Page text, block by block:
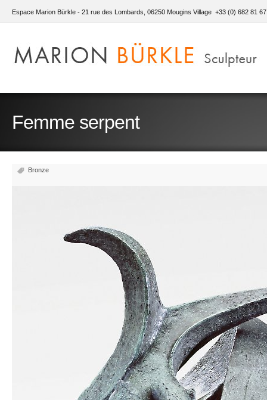
Espace Marion Bürkle - 21 rue des Lombards, 06250 Mougins Village +33 (0) 682 81
Femme serpent
Bronze